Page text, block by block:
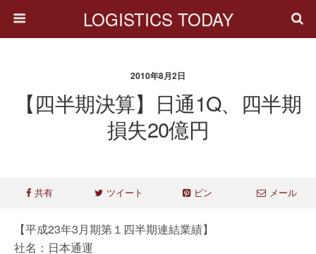
LOGISTICS TODAY
2010年8月2日
【四半期決算】日通1Q、四半期
損失20億円
共有 ツイート ピン メール
【平成23年3月期第１四半期連結業績】
社名：日本通運